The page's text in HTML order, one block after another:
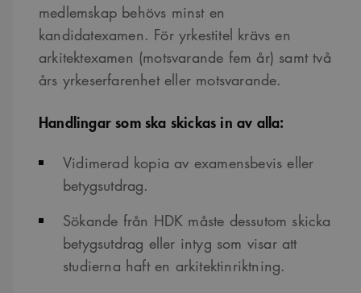
medlemskap behövs minst en
kandidatexamen. För yrkestitel krävs en
arkitektexamen (motsvarande fem år) samt två
års yrkeserfarenhet eller motsvarande.
Handlingar som ska skickas in av alla:
Vidimerad kopia av examensbevis eller
betygsutdrag.
Sökande från HDK måste dessutom skicka
betygsutdrag eller intyg som visar att
studierna haft en arkitektinriktning.